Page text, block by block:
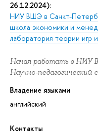
26.12.2024):
НИУ ВШЭ в Санкт-
школа экономики и
лаборатория теории игр
Начал работать в НИУ
Научно-педагогический
Владение языками
английский
Контакты